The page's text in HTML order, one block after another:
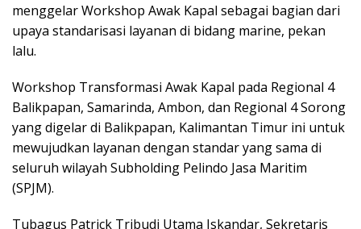
menggelar Workshop Awak Kapal sebagai bagian dari
upaya standarisasi layanan di bidang marine, pekan
lalu.
Workshop Transformasi Awak Kapal pada Regional 4
Balikpapan, Samarinda, Ambon, dan Regional 4 Sorong
yang digelar di Balikpapan, Kalimantan Timur ini untuk
mewujudkan layanan dengan standar yang sama di
seluruh wilayah Subholding Pelindo Jasa Maritim
(SPJM).
Tubagus Patrick Tribudi Utama Iskandar, Sekretaris